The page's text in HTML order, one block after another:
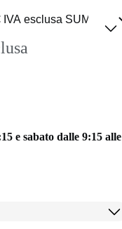
e sabato dalle 9:15 alle